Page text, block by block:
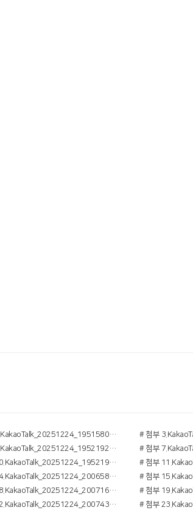
# 첨부 2.KakaoTalk_20251224_195158078_01.jpg
# 첨부 6.KakaoTalk_20251224_195219250.jpg
# 첨부 10.KakaoTalk_20251224_195219250_02.jpg
# 첨부 14.KakaoTalk_20251224_200658700_01.jpg
# 첨부 18.KakaoTalk_20251224_200716240_01.jpg
# 첨부 22.KakaoTalk_20251224_200743972_01.jpg